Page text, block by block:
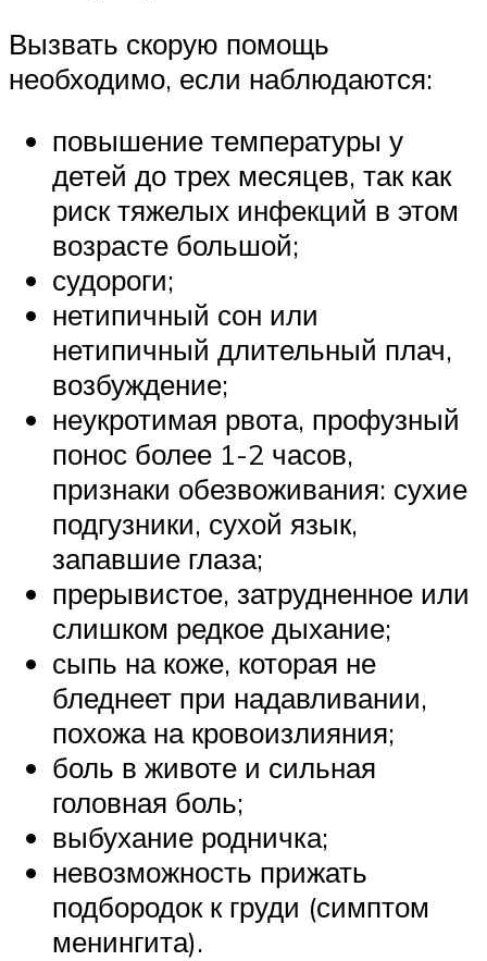
Вызвать скорую помощь
необходимо, если наблюдаются:
повышение температуры у
детей до трех месяцев, так как
риск тяжелых инфекций в этом
возрасте большой;
судороги;
нетипичный сон или
нетипичный длительный плач,
возбуждение;
неукротимая рвота, профузный
понос более 1-2 часов,
признаки обезвоживания: сухие
подгузники, сухой язык,
запавшие глаза;
прерывистое, затрудненное или
слишком редкое дыхание;
сыпь на коже, которая не
бледнеет при надавливании,
похожа на кровоизлияния;
боль в животе и сильная
головная боль;
выбухание родничка;
невозможность прижать
подбородок к груди (симптом
менингита).